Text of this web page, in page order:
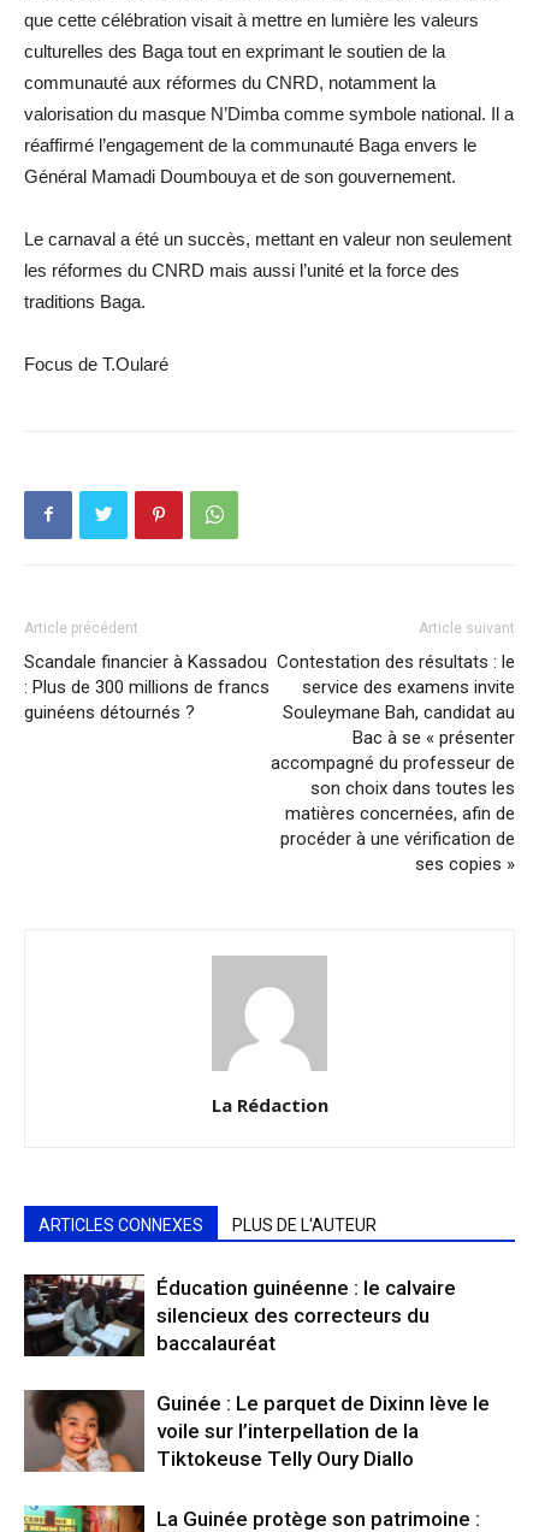
que cette célébration visait à mettre en lumière les valeurs
culturelles des Baga tout en exprimant le soutien de la
communauté aux réformes du CNRD, notamment la
valorisation du masque N’Dimba comme symbole national. Il a
réaffirmé l’engagement de la communauté Baga envers le
Général Mamadi Doumbouya et de son gouvernement.
Le carnaval a été un succès, mettant en valeur non seulement
les réformes du CNRD mais aussi l’unité et la force des
traditions Baga.
Focus de T.Oularé
Article précédent
Scandale financier à Kassadou
: Plus de 300 millions de francs
guinéens détournés ?
Article suivant
Contestation des résultats : le
service des examens invite
Souleymane Bah, candidat au
Bac à se « présenter
accompagné du professeur de
son choix dans toutes les
matières concernées, afin de
procéder à une vérification de
ses copies »
La Rédaction
ARTICLES CONNEXES PLUS DE L'AUTEUR
Éducation guinéenne : le calvaire
silencieux des correcteurs du
baccalauréat
Guinée : Le parquet de Dixinn lève le
voile sur l’interpellation de la
Tiktokeuse Telly Oury Diallo
La Guinée protège son patrimoine :